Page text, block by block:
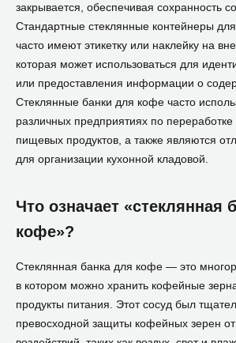
закрывается, обеспечивая сохранность
Стандартные стеклянные контейнеры
часто имеют этикетку или наклейку на
которая может использоваться для
или предоставления информации о
Стеклянные банки для кофе часто
различных предприятиях по переработке
пищевых продуктов, а также являются
для организации кухонной кладовой.
Что означает «стеклянная
кофе»?
Стеклянная банка для кофе — это
в котором можно хранить кофейные
продукты питания. Этот сосуд был
превосходной защиты кофейных зерен